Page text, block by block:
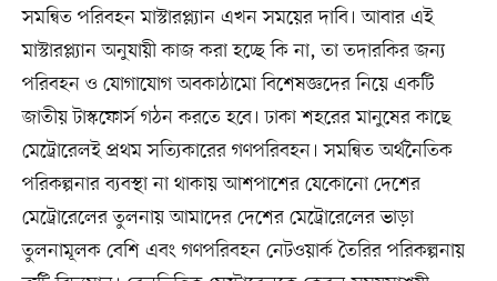
সমন্বিত পরিবহন মাস্টারপ্ল্যান এখন সময়ের দাবি। আবার এই
মাস্টারপ্ল্যান অনুযায়ী কাজ করা হচ্ছে কি না, তা তদারকির জন্য
পরিবহন ও যোগাযোগ অবকাঠামো বিশেষজ্ঞদের নিয়ে একটি
জাতীয় টাস্কফোর্স গঠন করতে হবে। ঢাকা শহরের মানুষের কাছে
মেট্রোরেলই প্রথম সত্যিকারের গণপরিবহন। সমন্বিত অর্থনৈতিক
পরিকল্পনার ব্যবস্থা না থাকায় আশপাশের যেকোনো দেশের
মেট্রোরেলের তুলনায় আমাদের দেশের মেট্রোরেলের ভাড়া
তুলনামূলক বেশি এবং গণপরিবহন নেটওয়ার্ক তৈরির পরিকল্পনায়